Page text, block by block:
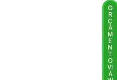
O
R
Ç
A
M
E
N
T
O
VI
A